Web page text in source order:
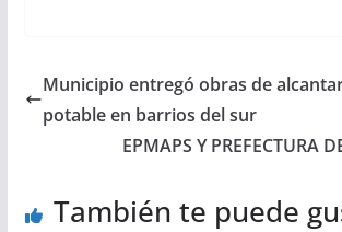
Municipio entregó obras de
potable en barrios del sur
EPMAPS Y PREFECTURA
También te puede